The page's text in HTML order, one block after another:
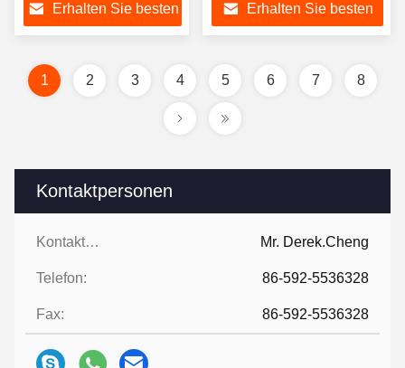
Kontaktpersonen
Kontaktpersonen: Mr. Derek.Cheng
Telefon: 86-592-5536328
Fax: 86-592-5536328
Tastatur Formgebung
Erhalten Sie besten
Erhalten Sie besten
1 2 3 4 5 6 7 8